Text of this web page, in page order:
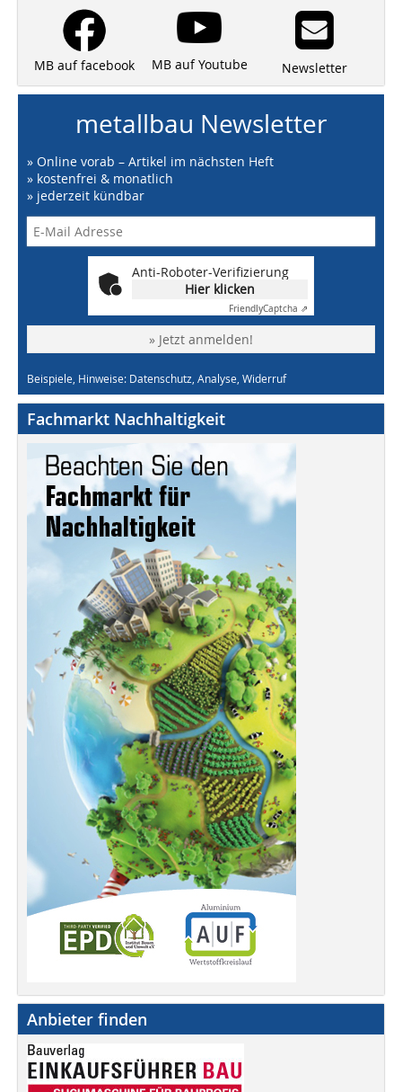
MB auf facebook MB auf Youtube Newsletter
metallbau Newsletter
» Online vorab – Artikel im nächsten Heft
» kostenfrei & monatlich
» jederzeit kündbar
Anti-Roboter-Verifizierung
Hier klicken
FriendlyCaptcha ⇗
» Jetzt anmelden!
Beispiele, Hinweise: Datenschutz, Analyse, Widerruf
Fachmarkt Nachhaltigkeit
Anbieter finden